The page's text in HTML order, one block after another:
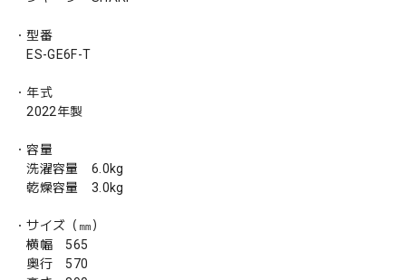
・型番
ES-GE6F-T
・年式
2022年製
・容量
洗濯容量 6.0kg
乾燥容量 3.0kg
・サイズ（㎜）
横幅 565
奥行 570